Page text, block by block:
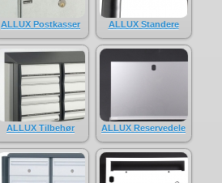
ALLUX Postkasser ALLUX Standere
ALLUX Tilbehør ALLUX Reservedele